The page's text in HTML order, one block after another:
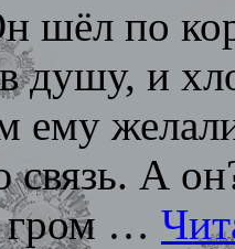
шёл по
душу, и
ему
связь. А
гром …